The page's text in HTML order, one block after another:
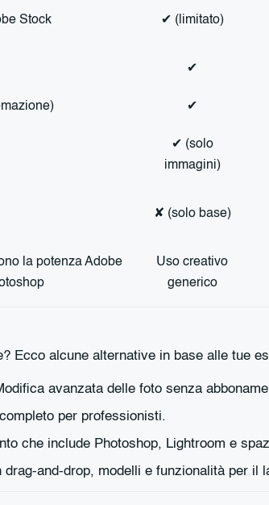
Stock ✔ (limitato)
✔
✔
✔ (solo
immagini)
✘ (solo base)
la potenza Adobe
Uso creativo
generico
Ecco alcune alternative in base alle tue
avanzata delle foto senza
per professionisti.
che include Photoshop, Lightroom e
and-drop, modelli e funzionalità per il